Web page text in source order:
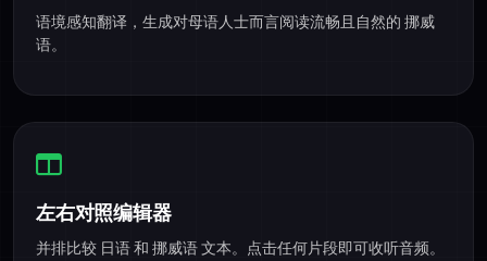
语境感知翻译，生成对母语人士而言阅读流畅且自然的 挪威
语。
左右对照编辑器
并排比较 日语 和 挪威语 文本。点击任何片段即可收听音频。